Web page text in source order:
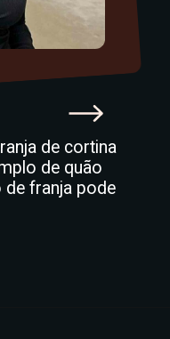
de cortina
de quão
de franja pode